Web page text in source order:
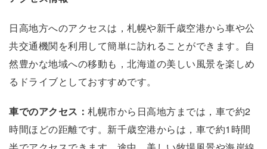
日高地方へのアクセスは，札幌や新千歳空港から車や公
共交通機関を利用して簡単に訪れることができます。自
然豊かな地域への移動も，北海道の美しい風景を楽しめ
るドライブとしておすすめです。
車でのアクセス： 札幌市から日高地方までは，車で約2
時間ほどの距離です。新千歳空港からは，車で約1時間